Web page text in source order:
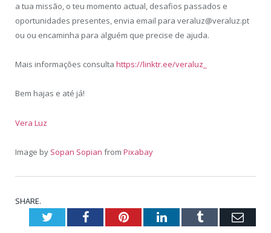
a tua missão, o teu momento actual, desafios passados e
oportunidades presentes, envia email para veraluz@veraluz.pt
ou ou encaminha para alguém que precise de ajuda.
Mais informações consulta https://linktr.ee/veraluz_
Bem hajas e até já!
Vera Luz
Image by Sopan Sopian from Pixabay
SHARE.
TwitterFacebookPinterestLinkedInTumblr